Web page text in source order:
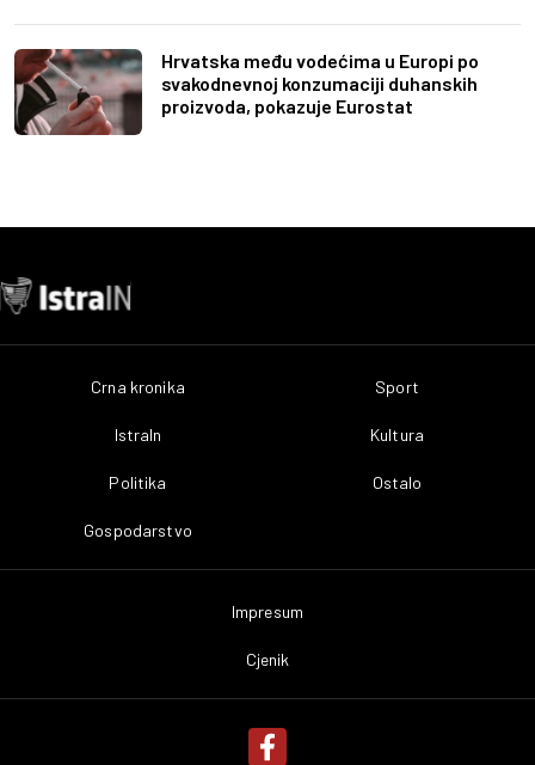
Hrvatska među vodećima u Europi po
svakodnevnoj konzumaciji duhanskih
proizvoda, pokazuje Eurostat
Crna kronika
IstraIn
Politika
Gospodarstvo
Sport
Kultura
Ostalo
Impresum
Cjenik